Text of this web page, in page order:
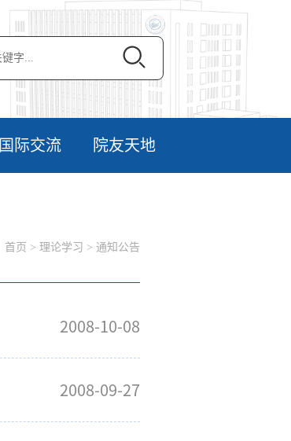
国际交流 院友天地
首页 > 理论学习 > 通知公告
2008-10-08
2008-09-27